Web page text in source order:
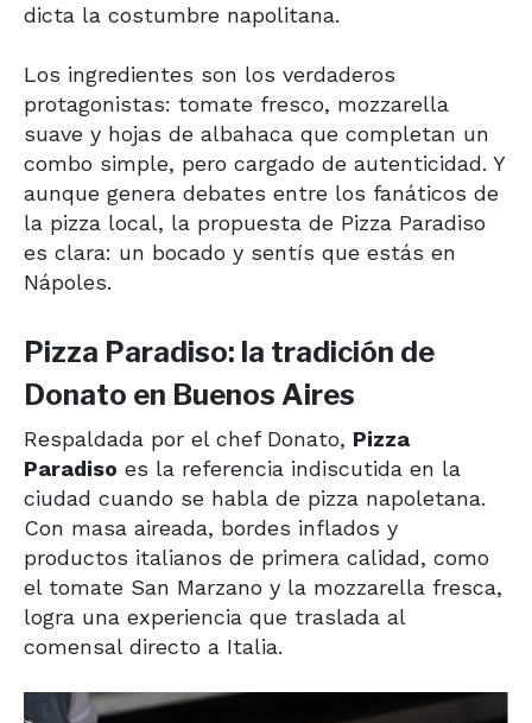
dicta la costumbre napolitana.
Los ingredientes son los verdaderos
protagonistas: tomate fresco, mozzarella
suave y hojas de albahaca que completan un
combo simple, pero cargado de autenticidad. Y
aunque genera debates entre los fanáticos de
la pizza local, la propuesta de Pizza Paradiso
es clara: un bocado y sentís que estás en
Nápoles.
Pizza Paradiso: la tradición de
Donato en Buenos Aires
Respaldada por el chef Donato, Pizza
Paradiso es la referencia indiscutida en la
ciudad cuando se habla de pizza napoletana.
Con masa aireada, bordes inflados y
productos italianos de primera calidad, como
el tomate San Marzano y la mozzarella fresca,
logra una experiencia que traslada al
comensal directo a Italia.